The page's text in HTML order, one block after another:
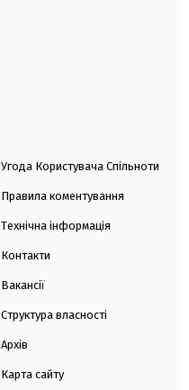
Угода Користувача Спільноти
Правила коментування
Технічна інформація
Контакти
Вакансії
Структура власності
Архів
Карта сайту